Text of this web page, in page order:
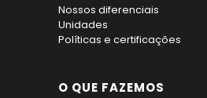
Nossos diferenciais
Unidades
Políticas e certificações
O QUE FAZEMOS